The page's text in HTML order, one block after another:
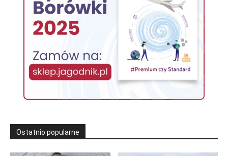
Ostatnio popularne